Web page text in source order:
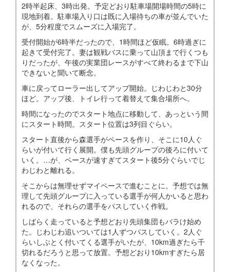
2時半起床、3時出発。予定どおり駐車場開場時間の5時に
現地到着。駐車場入り口は既に入場待ちの車が並んでいた
が、5分程度でスムーズに入場完了。
受付開始が6時半だったので、1時間ほど仮眠。6時過ぎに
起きて受付完了。妻は観戦バスに乗って山頂まで行くつも
りだったが、午後の実業団レースがすべて終わるまで下山
できないと聞いて断念。
車に戻ってローラー出してアップ開始。じわじわと30分
ほど。アップ後、トイレ行って着替えて集合場所へ。
時間になったのでスタート地点に移動して、あっという間
にスタート時間。スタート位置は3列目ぐらい。
スタート直後から森選手がペースを作り、そこに10人ぐ
らいが付いて行く展開。僕も先頭グループの後ろに付いて
いく。…が、ペースが速すぎてスタート後5分ぐらいでじ
わじわと離れる。
そこからは無理せずマイペースで進むことに。予想では無
理して先頭グループに入っている選手が何人かいると思わ
れるので、それらの選手をパスしていく作戦。
しばらく走っていると予想どおり先頭集団もバラけ始め
た。じわじわ追いついては1人ずつパスしていく。2人ぐ
らいしぶとく付いてくる選手がいたが、10km過ぎたら千
切れるだろうと思って放置。予想どおり10kmすぎたら居
なくなった。